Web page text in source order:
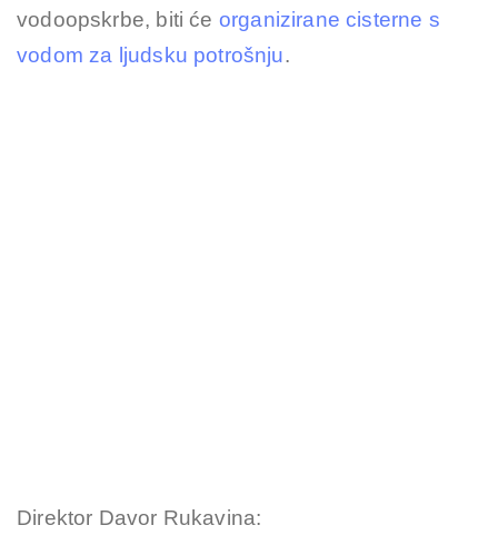
vodoopskrbe, biti će organizirane cisterne s
vodom za ljudsku potrošnju.
Direktor Davor Rukavina: